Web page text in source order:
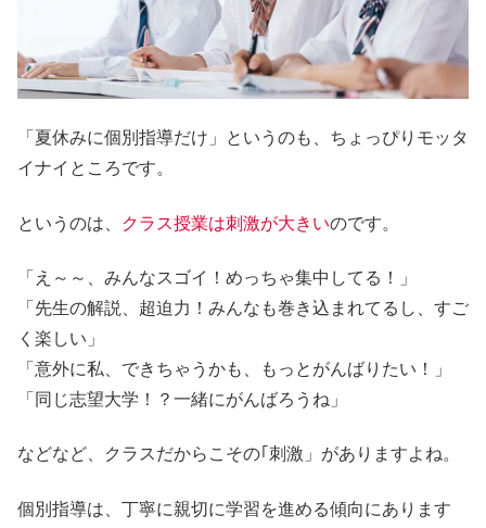
「夏休みに個別指導だけ」というのも、ちょっぴりモッタ
イナイところです。
というのは、 クラス授業は刺激が大きいのです。
「え～～、みんなスゴイ！めっちゃ集中してる！」
「先生の解説、超迫力！みんなも巻き込まれてるし、すご
く楽しい」
「意外に私、できちゃうかも、もっとがんばりたい！」
「同じ志望大学！？一緒にがんばろうね」
などなど、クラスだからこその｢刺激」がありますよね。
個別指導は、丁寧に親切に学習を進める傾向にあります